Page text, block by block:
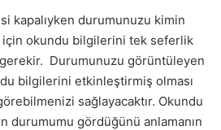
kapalıyken durumunuzu kimin
okundu bilgilerini tek seferlik
Durumunuzu görüntüleyen
bilgilerini etkinleştirmiş olması
sağlayacaktır. Okundu
durumumu gördüğünü anlamanın